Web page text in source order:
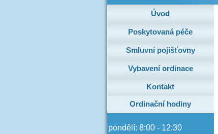
Úvod
Poskytovaná péče
Smluvní pojišťovny
Vybavení ordinace
Kontakt
Ordinační hodiny
pondělí: 8:00 - 12:30